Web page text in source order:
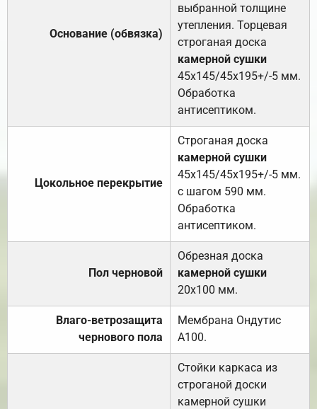
Основание (обвязка)
выбранной толщине
утепления. Торцевая
строганая доска
камерной сушки
45х145/45х195+/-5 мм.
Обработка
антисептиком.
Цокольное перекрытие
Строганая доска
камерной сушки
45х145/45х195+/-5 мм.
с шагом 590 мм.
Обработка
антисептиком.
Пол черновой
Обрезная доска
камерной сушки
20х100 мм.
Влаго-ветрозащита
чернового пола
Мембрана Ондутис
А100.
Стойки каркаса из
строганой доски
камерной сушки